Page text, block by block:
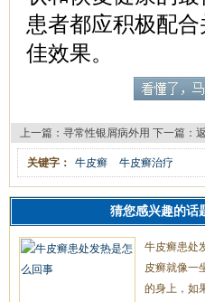
患者都应积极配
佳效果。
上一篇： 寻常性银屑病外用 下一篇：
关键字： 牛皮癣 牛皮癣治疗
猜您感兴趣的话
牛皮癣患处
皮癣就像一
的身上，如